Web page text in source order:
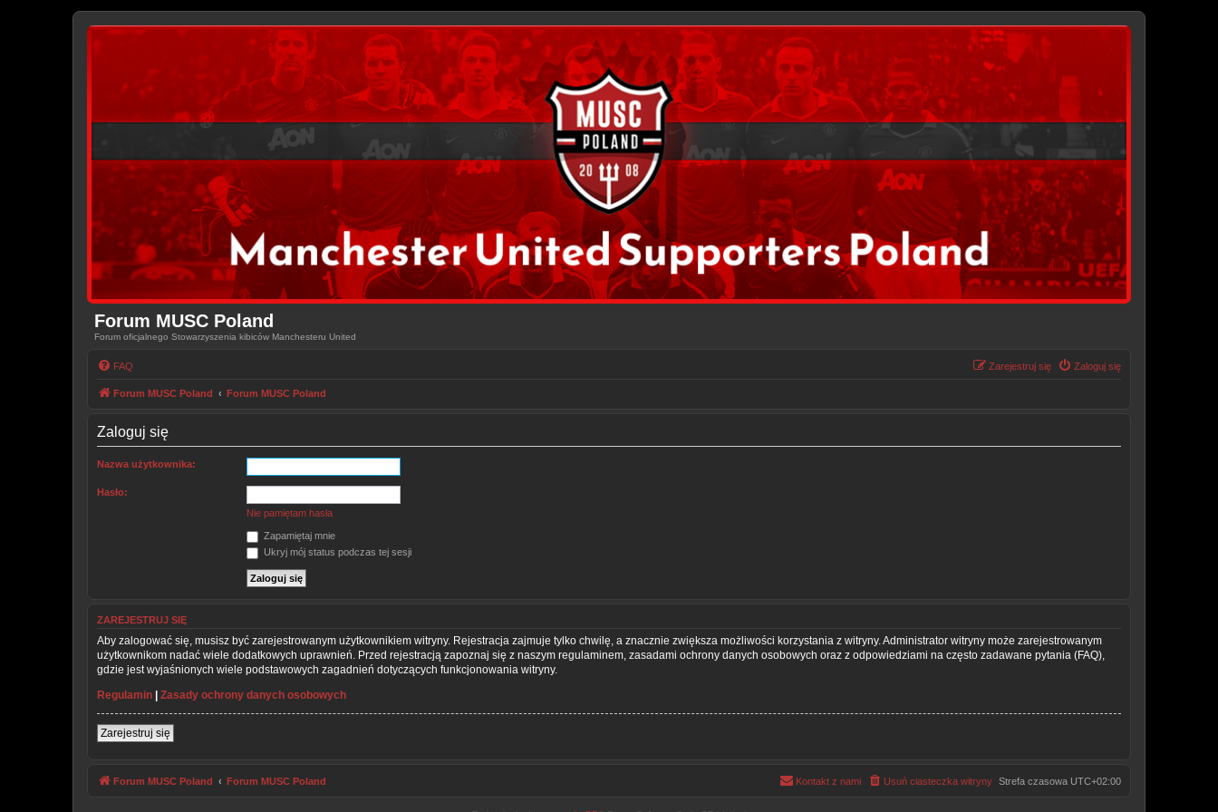
Forum MUSC Poland
Forum oficjalnego Stowarzyszenia kibiców Manchesteru United
FAQ Zaloguj się
Zarejestruj się
Forum MUSC Poland Forum MUSC Poland
Zaloguj się
Nazwa użytkownika:
Hasło:
Nie pamiętam hasła
Zapamiętaj mnie
Ukryj mój status podczas tej sesji
ZAREJESTRUJ SIĘ
Aby zalogować się, musisz być zarejestrowanym użytkownikiem witryny. Rejestracja zajmuje tylko chwilę, a znacznie zwiększa możliwości korzystania z witryny. Administrator witryny może zarejestrowanym
użytkownikom nadać wiele dodatkowych uprawnień. Przed rejestracją zapoznaj się z naszym regulaminem, zasadami ochrony danych osobowych oraz z odpowiedziami na często zadawane pytania (FAQ),
gdzie jest wyjaśnionych wiele podstawowych zagadnień dotyczących funkcjonowania witryny.
Regulamin
Zasady ochrony danych osobowych
Zarejestruj się
Forum MUSC Poland Forum MUSC Poland Strefa czasowa UTC+02:00
Usuń ciasteczka witryny
Kontakt z nami